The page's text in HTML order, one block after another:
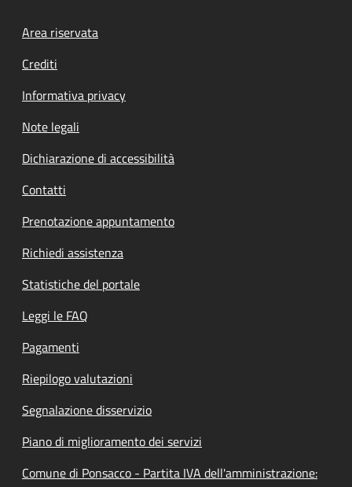
Footer menu
Area riservata
Crediti
Informativa privacy
Note legali
Dichiarazione di accessibilità
Contatti
Prenotazione appuntamento
Richiedi assistenza
Statistiche del portale
Leggi le FAQ
Pagamenti
Riepilogo valutazioni
Segnalazione disservizio
Piano di miglioramento dei servizi
Comune di Ponsacco - Partita IVA dell'amministrazione: